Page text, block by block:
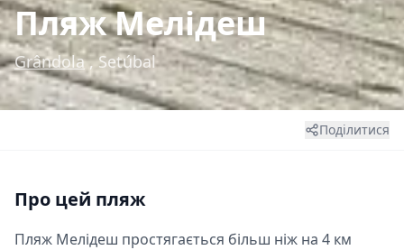
Пляж Мелідеш
Grândola, Setúbal
Поділитися
Про цей пляж
Пляж Мелідеш простягається більш ніж на 4 км